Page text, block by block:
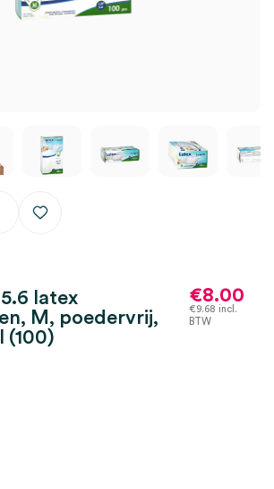
latex
M, poedervrij,
(100)
€8.00
€9.68 incl.
BTW